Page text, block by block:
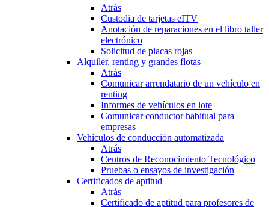
Atrás
Custodia de tarjetas eITV
Anotación de reparaciones en el libro taller
electrónico
Solicitud de placas rojas
Alquiler, renting y grandes flotas
Atrás
Comunicar arrendatario de un vehículo en
renting
Informes de vehículos en lote
Comunicar conductor habitual para
empresas
Vehículos de conducción automatizada
Atrás
Centros de Reconocimiento Tecnológico
Pruebas o ensayos de investigación
Certificados de aptitud
Atrás
Certificado de aptitud para profesores de